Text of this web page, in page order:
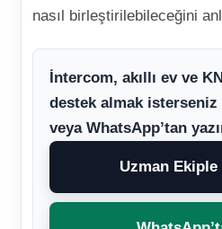
nasıl birleştirilebileceğini
İntercom, akıllı ev ve
destek almak isterseniz
veya WhatsApp’tan
Uzman